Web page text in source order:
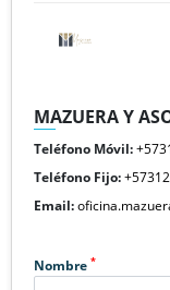
MAZUERA Y
Teléfono Móvil:
Teléfono Fijo:
Email:
Nombre *